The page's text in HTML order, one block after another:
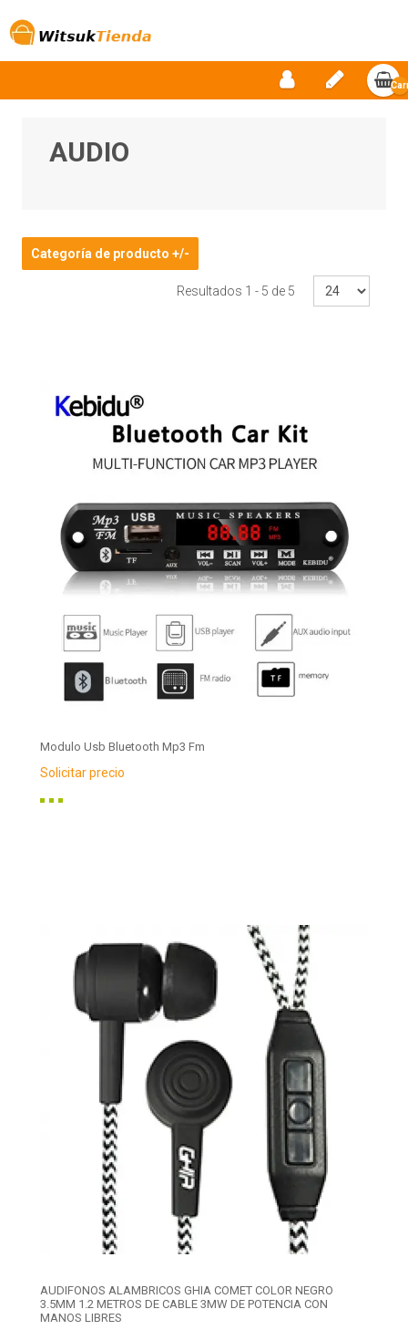
AUDIO
Categoría de producto +/-
Resultados 1 - 5 de 5
Modulo Usb Bluetooth Mp3 Fm
Solicitar precio
AUDIFONOS ALAMBRICOS GHIA COMET COLOR NEGRO
3.5MM 1.2 METROS DE CABLE 3MW DE POTENCIA CON
MANOS LIBRES